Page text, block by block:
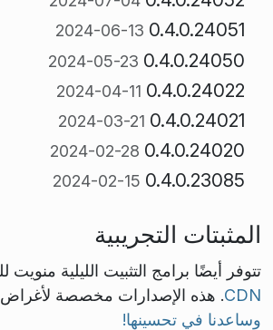
0.4.0.24051
2024-06-13
0.4.0.24050
2024-05-23
0.4.0.24022
2024-04-11
0.4.0.24021
2024-03-21
0.4.0.24020
2024-02-28
0.4.0.23085
2024-02-15
المثبتات التجريبية
تتوفر أيضًا برامج التثبيت الليلية منويت
CDN. هذه الإصدارات مخصصة لأغراض
وساعدنا في تحسينها!